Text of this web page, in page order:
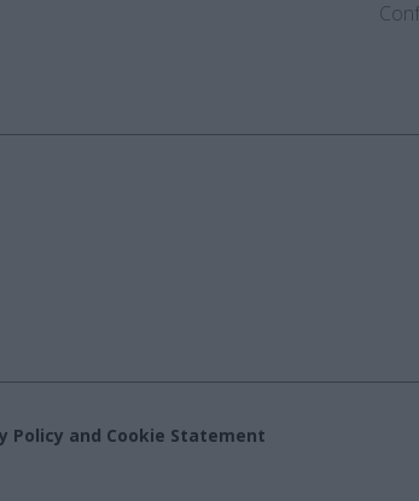
Policy and Cookie Statement